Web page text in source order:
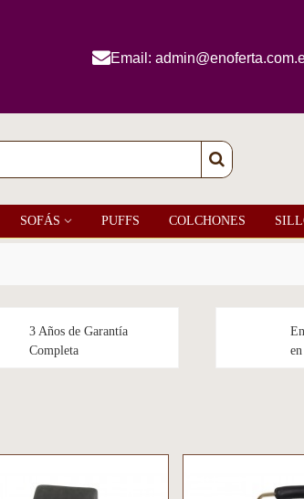
Email:
SOFÁS PUFFS COLCHONES
3 Años de Garantía
Completa